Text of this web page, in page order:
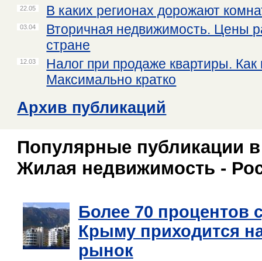
22.05 В каких регионах дорожают
03.04
Вторичная недвижимость. Цены
стране
12.03
Налог при продаже квартиры. Как
Максимально кратко
Архив публикаций
Популярные публикации
Жилая недвижимость -
Более 70 процентов
Крыму приходится
рынок